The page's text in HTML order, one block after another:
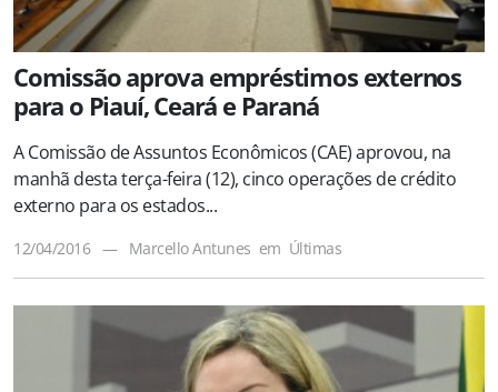
Comissão aprova empréstimos externos
para o Piauí, Ceará e Paraná
A Comissão de Assuntos Econômicos (CAE) aprovou, na
manhã desta terça-feira (12), cinco operações de crédito
externo para os estados...
12/04/2016 — Marcello Antunes em Últimas